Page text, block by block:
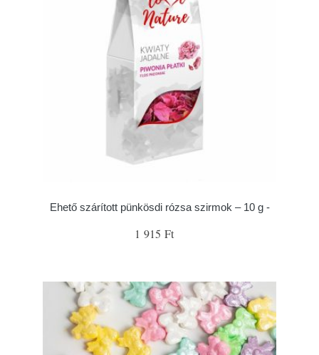
Ehető szárított pünkösdi rózsa szirmok – 10 g -
1 915 Ft